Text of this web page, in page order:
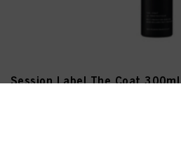
Session Label The Coat 300ml